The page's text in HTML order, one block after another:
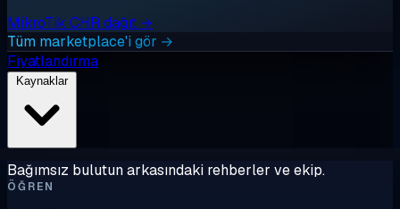
MikroTik CHR dağıt →
Tüm marketplace'i gör →
Fiyatlandırma
Kaynaklar
Bağımsız bulutun arkasındaki rehberler ve ekip.
ÖĞREN